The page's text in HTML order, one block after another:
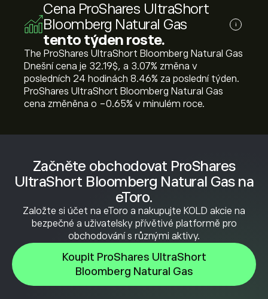
Začněte obchodovat ProShares
UltraShort Bloomberg Natural Gas na
eToro.
Založte si účet na eToro a nakupujte KOLD akcie na
bezpečné a uživatelsky přívětivé platformě pro
obchodování s různými aktivy.
Koupit ProShares UltraShort
Bloomberg Natural Gas
Cena ProShares UltraShort
Bloomberg Natural Gas
tento týden roste.
i
The ProShares UltraShort Bloomberg Natural Gas
Dnešní cena je 32.19‎$‎, a ‎3.07‎% změna v
posledních 24 hodinách ‎8.46‎% za poslední týden.
ProShares UltraShort Bloomberg Natural Gas
cena změněna o ‎-0.65‎% v minulém roce.